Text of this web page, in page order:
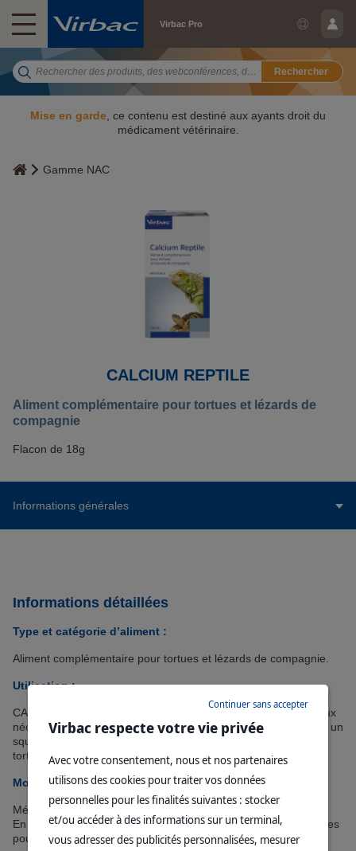
Virbac Pro
Rechercher
Mise en garde , ce contenu est destiné aux ayants droit du
médicament vétérinaire.
Gamme NAC
CALCIUM REPTILE
Aliment complémentaire pour tortues et lézards de
compagnie
Flacon de 18g
Informations générales
Informations détaillées
Type et catégorie d’aliment :
Aliment complémentaire pour tortues et lézards de compagnie.
Utilisation :
CALCIUM REPTILE, donné régulièrement, apporte les minéraux
nécessaires permettant à votre animal d’avoir une carapace et un
squelette solides et de rééquilibrer la ration alimentaire des
tortues et lézards en captivité.
Mode d’emploi :
Mélanger CALCIUM REPTILE à l’alimentation.
En entretien ou en période de convalescence : mettre 16 gouttes
pour 500 g de poids vif sur les aliments.
Virbac respecte votre vie privée
Avec votre consentement, nous et nos partenaires
utilisons des cookies pour traiter vos données
personnelles pour les finalités suivantes : stocker
et/ou accéder à des informations sur un terminal,
vous adresser des publicités personnalisées, mesurer
Continuer sans accepter